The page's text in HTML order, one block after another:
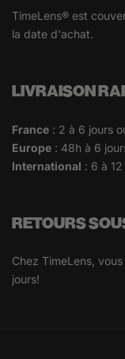
TimeLens® est
la date d'achat.
LIVRAISON
France : 2 à 6 jours
Europe : 48h à 6
International : 6 à
RETOURS
Chez TimeLens,
jours!